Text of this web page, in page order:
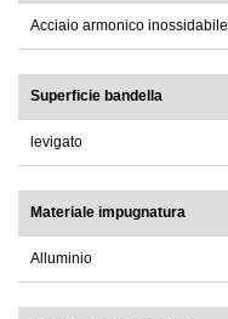
Acciaio armonico inossidabile
Superficie bandella
levigato
Materiale impugnatura
Alluminio